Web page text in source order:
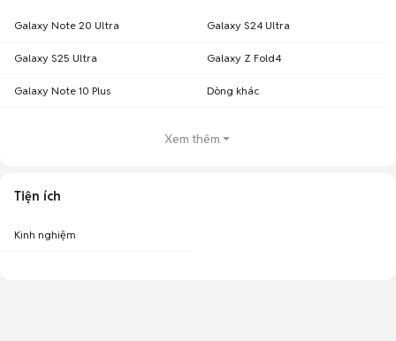
Galaxy Note 20 Ultra Galaxy S24 Ultra
Galaxy S25 Ultra Galaxy Z Fold4
Galaxy Note 10 Plus Dòng khác
Xem thêm
Tiện ích
Kinh nghiệm